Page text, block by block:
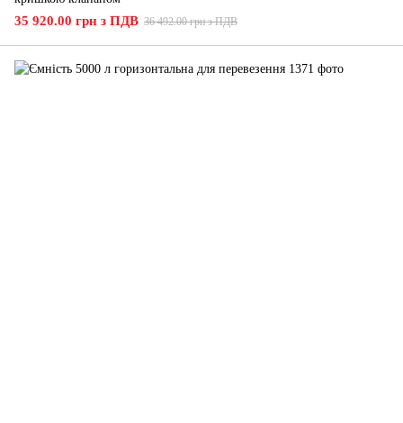
35 920.00 грн з ПДВ 36 492.00 грн з ПДВ